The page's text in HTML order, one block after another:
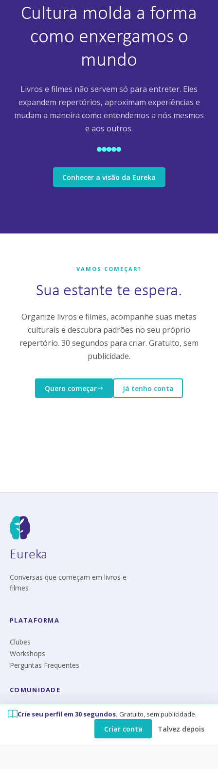
Cultura molda a forma
como enxergamos o
mundo
Livros e filmes não servem só para entreter. Eles
expandem repertórios, aproximam experiências e
mudam a maneira como entendemos a nós mesmos
e aos outros.
Conhecer a visão da Eureka
VAMOS COMEÇAR?
Sua estante te espera.
Organize livros e filmes, acompanhe suas metas
culturais e descubra padrões no seu próprio
repertório. 30 segundos para criar. Gratuito, sem
publicidade.
Quero começar Já tenho conta
Eureka
Conversas que começam em livros e
filmes
PLATAFORMA
Clubes
Workshops
Perguntas Frequentes
COMUNIDADE
Manifesto
Crie seu perfil em 30 segundos. Gratuito, sem publicidade.
Criar conta Talvez depois